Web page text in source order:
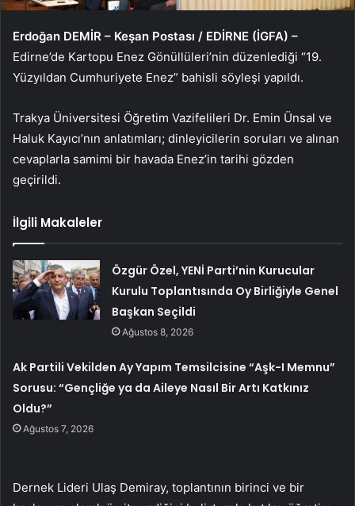
Erdoğan DEMİR – Keşan Postası / EDİRNE (İGFA) –
Edirne’de Kartopu Enez Gönüllüleri’nin düzenlediği “19.
Yüzyıldan Cumhuriyete Enez” bahisli söyleşi yapıldı.
Trakya Üniversitesi Öğretim Vazifelileri Dr. Emin Ünsal ve
Haluk Kayıcı’nın anlatımları; dinleyicilerin soruları ve alınan
cevaplarla samimi bir havada Enez’in tarihi gözden
geçirildi.
İlgili Makaleler
Özgür Özel, YENİ Parti’nin Kurucular
Kurulu Toplantısında Oy Birliğiyle Genel
Başkan Seçildi
Ağustos 8, 2026
Ak Partili Vekilden Ay Yapım Temsilcisine “Aşk-I Memnu”
Sorusu: “Gençliğe ya da Aileye Nasıl Bir Artı Katkınız
Oldu?”
Ağustos 7, 2026
Dernek Lideri Ulaş Demiray, toplantının birinci ve bir